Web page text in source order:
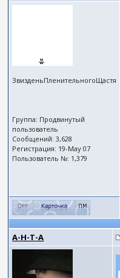
ЗвизденьПленительногоЩастя
Группа: Продвинутый
пользователь
Сообщений: 3,628
Регистрация: 19-May 07
Пользователь №: 1,379
А-Н-Т-А